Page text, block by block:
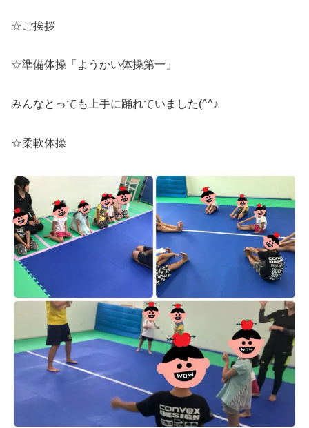
☆ご挨拶
☆準備体操「ようかい体操第一」
みんなとっても上手に踊れていました(^^♪
☆柔軟体操